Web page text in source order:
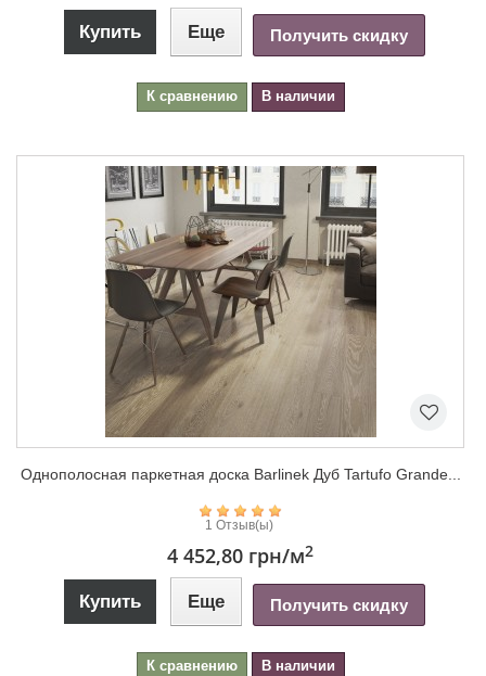
Купить Еще Получить скидку
К сравнению В наличии
Однополосная паркетная доска Barlinek Дуб Tartufo Grande...
1 Отзыв(ы)
4 452,80 грн/м2
Купить Еще Получить скидку
К сравнению В наличии